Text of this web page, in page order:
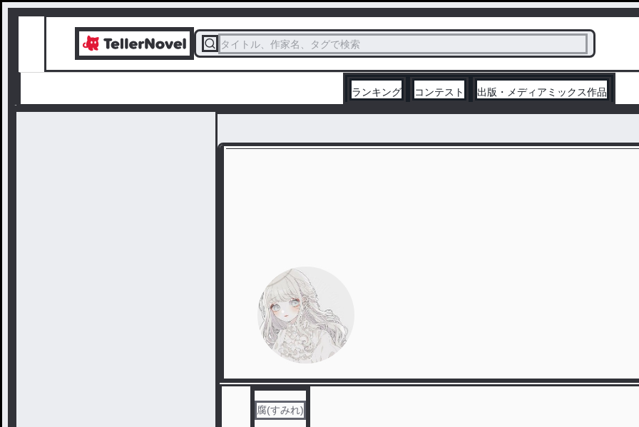
タイトル、作家名、タグで検索
ランキング コンテスト 出版・メディアミックス作品
腐(すみれ)